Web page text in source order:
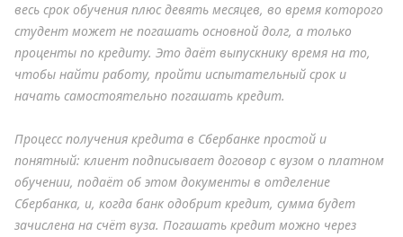
весь срок обучения плюс девять месяцев, во время которого
студент может не погашать основной долг, а только
проценты по кредиту. Это даёт выпускнику время на то,
чтобы найти работу, пройти испытательный срок и
начать самостоятельно погашать кредит.
Процесс получения кредита в Сбербанке простой и
понятный: клиент подписывает договор с вузом о платном
обучении, подаёт об этом документы в отделение
Сбербанка, и, когда банк одобрит кредит, сумма будет
зачислена на счёт вуза. Погашать кредит можно через